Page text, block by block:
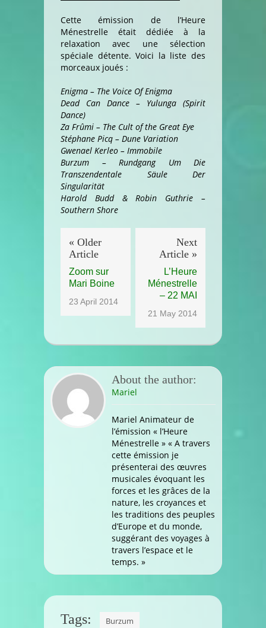
Cette émission de l’Heure
Ménestrelle était dédiée à la
relaxation avec une sélection
spéciale détente. Voici la liste des
morceaux joués :
Enigma – The Voice Of Enigma
Dead Can Dance – Yulunga (Spirit
Dance)
Za Frûmi – The Cult of the Great Eye
Stéphane Picq – Dune Variation
Gwenael Kerleo – Immobile
Burzum – Rundgang Um Die
Transzendentale Säule Der
Singularität
Harold Budd & Robin Guthrie –
Southern Shore
« Older
Article
Zoom sur
Mari Boine
23 April 2014
Next
Article »
L’Heure
Ménestrelle
– 22 MAI
21 May 2014
About the author:
Mariel
Mariel Animateur de
l’émission « l’Heure
Ménestrelle » « A travers
cette émission je
présenterai des œuvres
musicales évoquant les
forces et les grâces de la
nature, les croyances et
les traditions des peuples
d’Europe et du monde,
suggérant des voyages à
travers l’espace et le
temps. »
Tags:
Burzum